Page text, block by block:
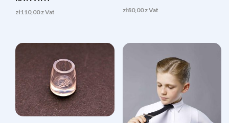
zł110,00 z Vat zł80,00 z Vat